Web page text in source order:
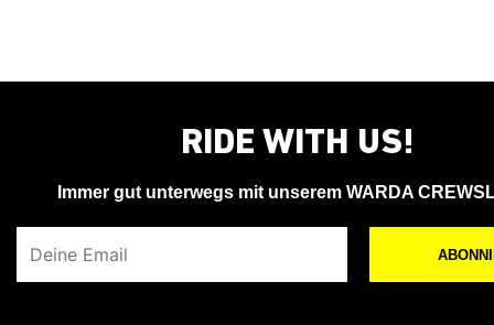
RIDE WITH US!
Immer gut unterwegs mit unserem WARDA